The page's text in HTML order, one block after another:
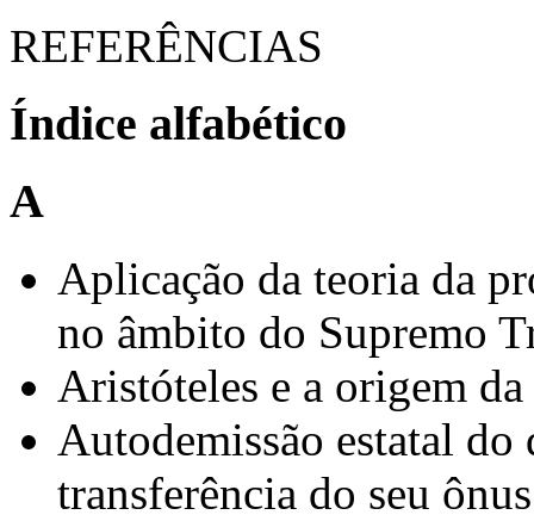
REFERÊNCIAS
Índice alfabético
A
Aplicação da teoria da
no âmbito do Supremo
Aristóteles e a origem
Autodemissão estatal do
transferência do seu